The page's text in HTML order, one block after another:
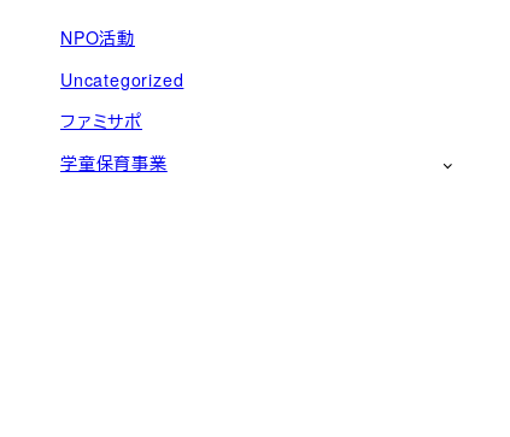
NPO活動
Uncategorized
ファミサポ
学童保育事業